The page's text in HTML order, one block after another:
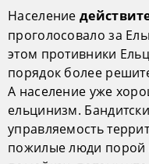
Население
проголосовало за
этом противники
порядок более
А население уже
ельцинизм.
управляемость
пожилые люди порой